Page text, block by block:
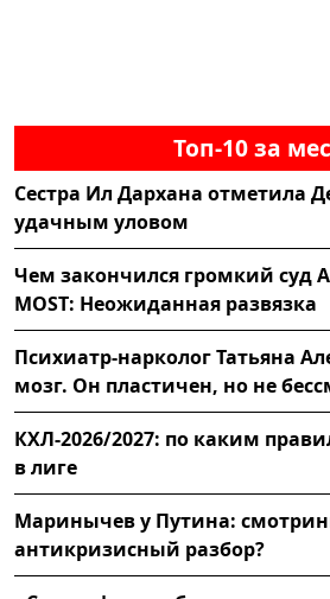
Топ-10 за
Сестра Ил Дархана отметила
удачным уловом
Чем закончился громкий суд
MOST: Неожиданная развязка
Психиатр-нарколог Татьяна
мозг. Он пластичен, но не
КХЛ-2026/2027: по каким
в лиге
Маринычев у Путина:
антикризисный разбор?